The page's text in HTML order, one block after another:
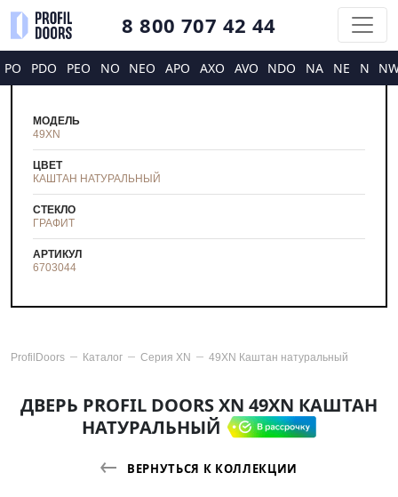
8 800 707 42 44
PO PDO PEO NO NEO APO AXO AVO NDO NA NE N
МОДЕЛЬ
49XN
ЦВЕТ
КАШТАН НАТУРАЛЬНЫЙ
СТЕКЛО
ГРАФИТ
АРТИКУЛ
6703044
ProfilDoors Каталог Серия XN 49XN Каштан натуральный
ДВЕРЬ PROFIL DOORS XN 49XN КАШТАН
НАТУРАЛЬНЫЙ
ВЕРНУТЬСЯ К КОЛЛЕКЦИИ